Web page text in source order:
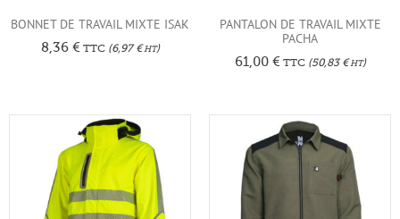
BONNET DE TRAVAIL MIXTE ISAK
8,36 €TTC(6,97€HT)
PANTALON DE TRAVAIL MIXTE
PACHA
61,00 €TTC(50,83 €HT)